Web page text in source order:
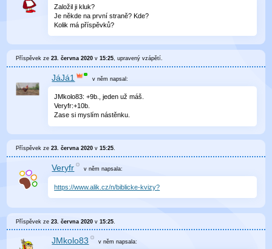
Založil ji kluk?
Je někde na první straně? Kde?
Kolik má příspěvků?
Příspěvek ze23. června 2020 v15:25 , upravenývzápětí
JáJá1 v něm napsal:
JMkolo83: +9b., jeden už máš.
Veryfr:+10b.
Zase si myslím nástěnku.
Příspěvek ze23. června 2020 v15:25.
Veryfr v němnapsala:
https://www.alik.cz/n/biblicke-kvizy?
Příspěvek ze23. června 2020 v15:25
JMkolo83 v němnapsala: